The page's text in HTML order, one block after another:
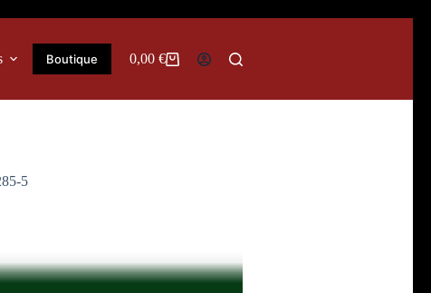
Boutique
Panier
0,00 €
5